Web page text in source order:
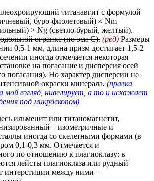
титанавгит с формулой
буро-фиолетовый) ≈ Nm
> Ng (светло-бурый, желтый).
огранке (по оси С). (ред) Размеры
0,5-1 мм, длина призм достигает 1,5-2
иногда отмечается некоторая
на погасание и дисперсия осей
погасания). Но характер дисперсии не
окраски минерала. (правка
мой взгляд, нивелирует, а то и искажает
под микроскопом)
ильменит или титаномагнетит,
– изометричные и
иногда со скелетными формами (в
0,1-0,3 мм. Отмечается и
по отношению к плагиоклазу: в
лейсты плагиоклаза или рудный
интерстиции между ними –